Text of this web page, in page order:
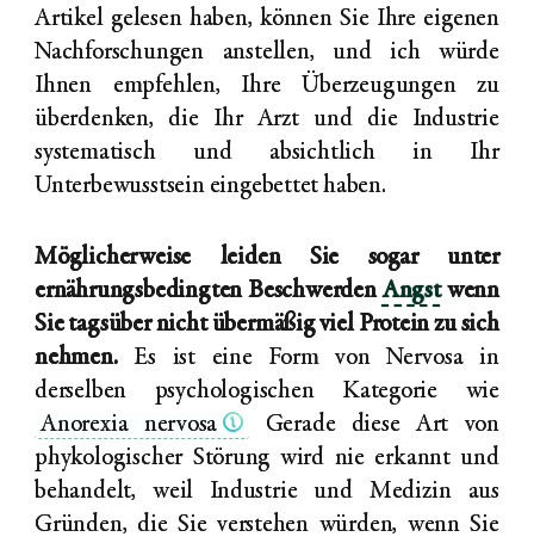
Artikel gelesen haben, können Sie Ihre eigenen
Nachforschungen anstellen, und ich würde
Ihnen empfehlen, Ihre Überzeugungen zu
überdenken, die Ihr Arzt und die Industrie
systematisch und absichtlich in Ihr
Unterbewusstsein eingebettet haben.
Möglicherweise leiden Sie sogar unter
ernährungsbedingten BeschwerdenAngstwenn
Sie tagsüber nicht übermäßig viel Protein zu sich
nehmen.Es ist eine Form von Nervosa in
derselben psychologischen Kategorie wie
Anorexia nervosa
Gerade diese Art von
phykologischer Störung wird nie erkannt und
behandelt, weil Industrie und Medizin aus
Gründen, die Sie verstehen würden, wenn Sie